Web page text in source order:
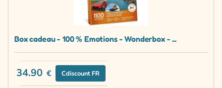
Box cadeau - 100 % Emotions - Wonderbox - ...
34.90 € Cdiscount FR